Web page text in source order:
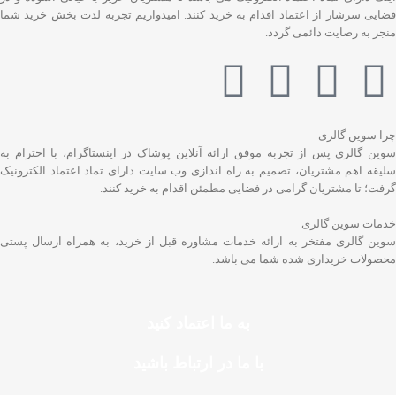
فضایی سرشار از اعتماد اقدام به خرید کنند. امیدواریم تجربه لذت بخش خرید شما
منجر به رضایت دائمی گردد.
چرا سوین گالری
سوین گالری پس از تجربه موفق ارائه آنلاین پوشاک در اینستاگرام، با احترام به
سلیقه اهم مشتریان، تصمیم به راه اندازی وب سایت دارای تماد اعتماد الکترونیک
گرفت؛ تا مشتریان گرامی در فضایی مطمئن اقدام به خرید کنند.
خدمات سوین گالری
سوین گالری مفتخر به ارائه خدمات مشاوره قبل از خرید، به همراه ارسال پستی
محصولات خریداری شده شما می باشد.